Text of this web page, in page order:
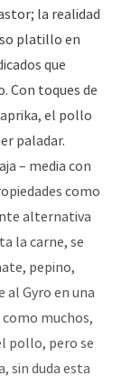
la realidad
platillo en
que
Con toques de
el pollo
paladar.
– media con
como
alternativa
la carne, se
pepino,
al Gyro en una
muchos,
pollo, pero se
sin duda esta